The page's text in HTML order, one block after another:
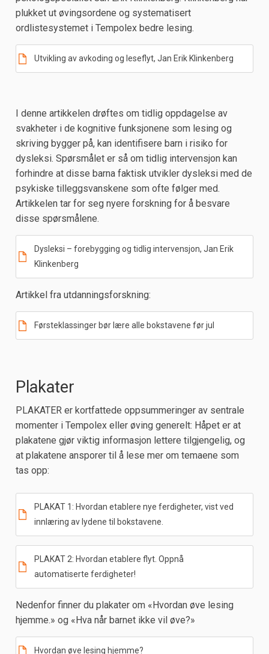
plukket ut øvingsordene og systematisert
ordlistesystemet i Tempolex bedre lesing.
Utvikling av avkoding og leseflyt, Jan Erik Klinkenberg
I denne artikkelen drøftes om tidlig oppdagelse av
svakheter i de kognitive funksjonene som lesing og
skriving bygger på, kan identifisere barn i risiko for
dysleksi. Spørsmålet er så om tidlig intervensjon kan
forhindre at disse barna faktisk utvikler dysleksi med de
psykiske tilleggsvanskene som ofte følger med.
Artikkelen tar for seg nyere forskning for å besvare
disse spørsmålene.
Dysleksi – forebygging og tidlig intervensjon, Jan Erik
Klinkenberg
Artikkel fra utdanningsforskning:
Førsteklassinger bør lære alle bokstavene før jul
Plakater
PLAKATER er kortfattede oppsummeringer av sentrale
momenter i Tempolex eller øving generelt: Håpet er at
plakatene gjør viktig informasjon lettere tilgjengelig, og
at plakatene ansporer til å lese mer om temaene som
tas opp:
PLAKAT 1: Hvordan etablere nye ferdigheter, vist ved
innlæring av lydene til bokstavene.
PLAKAT 2: Hvordan etablere flyt. Oppnå
automatiserte ferdigheter!
Nedenfor finner du plakater om «Hvordan øve lesing
hjemme.» og «Hva når barnet ikke vil øve?»
Hvordan øve lesing hjemme?